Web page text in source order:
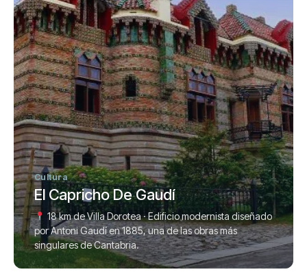
Cultura
El Capricho De Gaudí
18 km de Villa Dorotea · Edificio modernista diseñado
por Antoni Gaudí en 1885, una de las obras más
singulares de Cantabria.